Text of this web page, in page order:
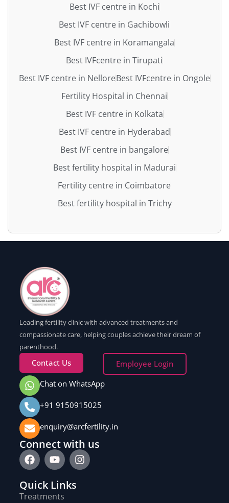
Best IVF centre in Kochi
Best IVF centre in Gachibowli
Best IVF centre in Koramangala
Best IVFcentre in Tirupati
Best IVF centre in NelloreBest IVFcentre in Ongole
Fertility Hospital in Chennai
Best IVF centre in Kolkata
Best IVF centre in Hyderabad
Best IVF centre in bangalore
Best fertility hospital in Madurai
Fertility centre in Coimbatore
Best fertility hospital in Trichy
Leading fertility clinic with advanced treatments and
compassionate care, helping couples achieve their dream of
parenthood.
Contact Us
Employee Login
Chat on WhatsApp
+91 9150915025
enquiry@arcfertility.in
Connect with us
Quick Links
Treatments